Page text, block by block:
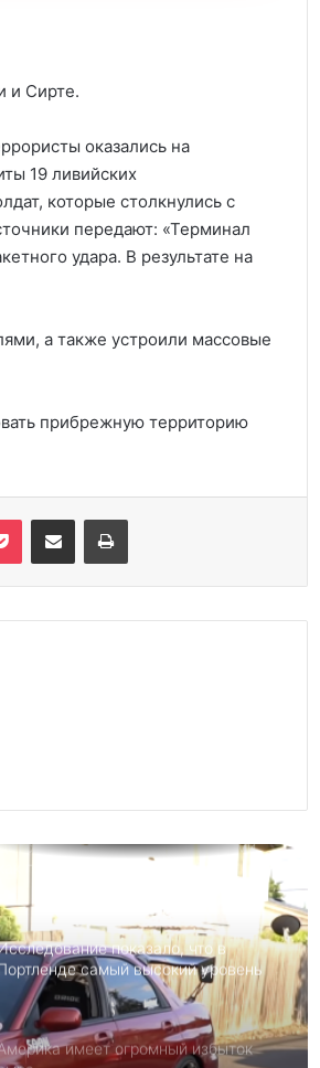
и Сирте.
оказались на
19 ливийских
которые столкнулись с
передают: «Терминал
удара. В результате на
а также устроили массовые
прибрежную территорию
долгие выходные, теперь
для сдачи в аренду для
бухгалтера в США
день рождение в Майами,
как провести праздник под
показало, что в
самый высокий уровень
угона автомобилей на душу
населения в США
имеет огромный избыток